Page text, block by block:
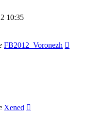
10:35
FB2012_Voronezh
Xened